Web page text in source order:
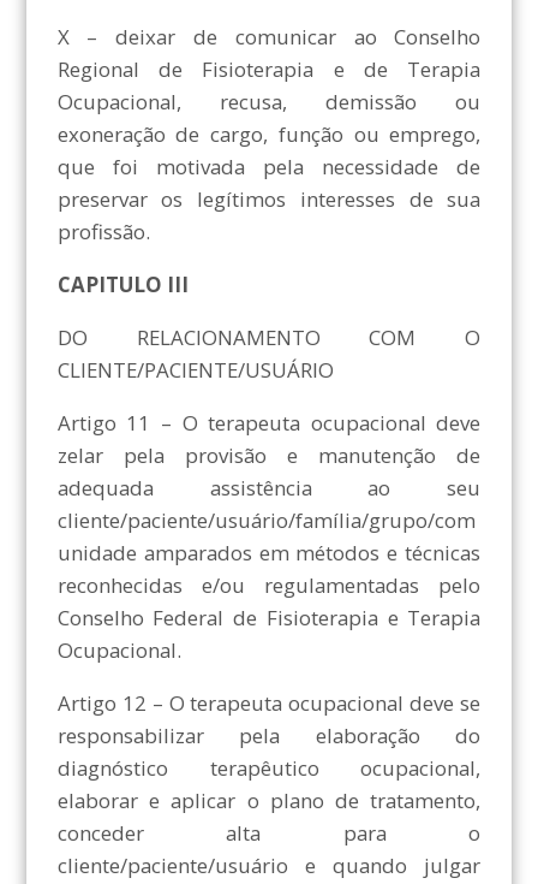
X – deixar de comunicar ao Conselho
Regional de Fisioterapia e de Terapia
Ocupacional, recusa, demissão ou
exoneração de cargo, função ou emprego,
que foi motivada pela necessidade de
preservar os legítimos interesses de sua
profissão.
CAPITULO III
DO RELACIONAMENTO COM O
CLIENTE/PACIENTE/USUÁRIO
Artigo 11 – O terapeuta ocupacional deve
zelar pela provisão e manutenção de
adequada assistência ao seu
cliente/paciente/usuário/família/grupo/com
unidade amparados em métodos e técnicas
reconhecidas e/ou regulamentadas pelo
Conselho Federal de Fisioterapia e Terapia
Ocupacional.
Artigo 12 – O terapeuta ocupacional deve se
responsabilizar pela elaboração do
diagnóstico terapêutico ocupacional,
elaborar e aplicar o plano de tratamento,
conceder alta para o
cliente/paciente/usuário e quando julgar